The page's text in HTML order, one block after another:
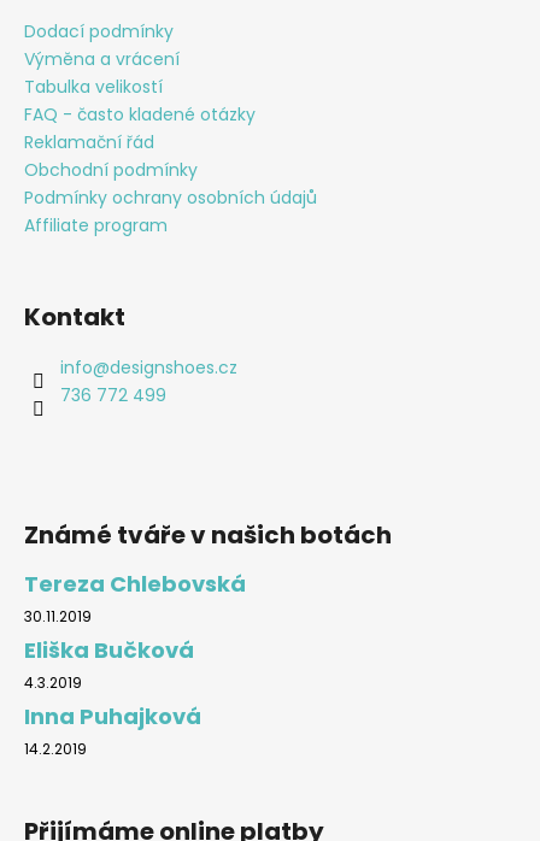
Dodací podmínky
Výměna a vrácení
Tabulka velikostí
FAQ - často kladené otázky
Reklamační řád
Obchodní podmínky
Podmínky ochrany osobních údajů
Affiliate program
Kontakt
info@designshoes.cz
736 772 499
Známé tváře v našich botách
Tereza Chlebovská
30.11.2019
Eliška Bučková
4.3.2019
Inna Puhajková
14.2.2019
Přijímáme online platby